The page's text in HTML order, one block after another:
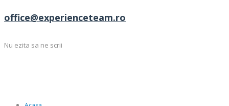
office@experienceteam.ro
Nu ezita sa ne scrii